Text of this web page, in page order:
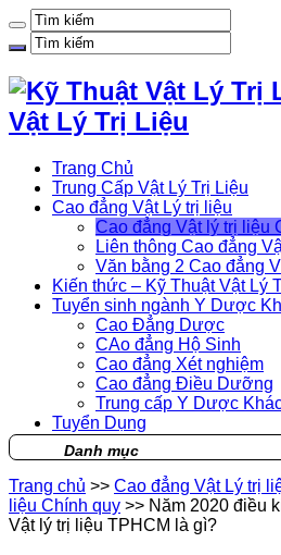
Vật Lý Trị Liệu
Trang Chủ
Trung Cấp Vật Lý Trị Liệu
Cao đẳng Vật Lý trị liệu
Cao đẳng Vật lý trị liệu
Liên thông Cao đẳng
Văn bằng 2 Cao đẳng
Kiến thức – Kỹ Thuật Vật Lý
Tuyển sinh ngành Y Dược
Cao Đẳng Dược
CAo đẳng Hộ Sinh
Cao đẳng Xét nghiệm
Cao đẳng Điều Dưỡng
Trung cấp Y Dược
Tuyển Dụng
Danh mục
Trang chủ >> Cao đẳng Vật Lý trị
liệu Chính quy >> Năm 2020 điều
Vật lý trị liệu TPHCM là gì?